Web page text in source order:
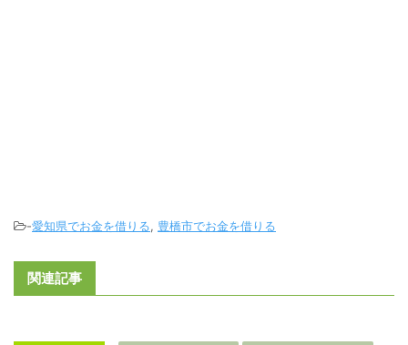
-愛知県でお金を借りる, 豊橋市でお金を借りる
関連記事